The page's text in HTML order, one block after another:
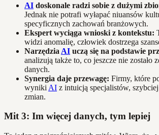
AI doskonale radzi sobie z dużymi
Jednak nie potrafi wyłapać niuansów
specyficznych zachowań branżowych.
Ekspert wyciąga wnioski z kontekstu:
widzi anomalię, człowiek dostrzega
Narzędzia AI uczą się na podstawie
analizują także to, co jeszcze nie zostało
danych.
Synergia daje przewagę: Firmy, które
wyniki AI z intuicją specjalistów,
zmian.
Mit 3: Im więcej danych, tym lepiej